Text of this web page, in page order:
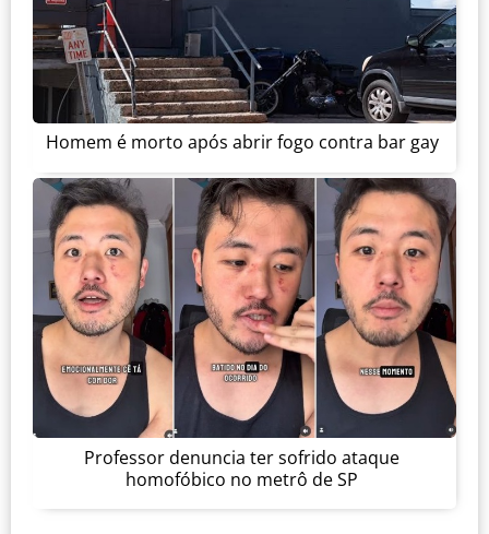
Homem é morto após abrir fogo contra bar gay
Professor denuncia ter sofrido ataque
homofóbico no metrô de SP